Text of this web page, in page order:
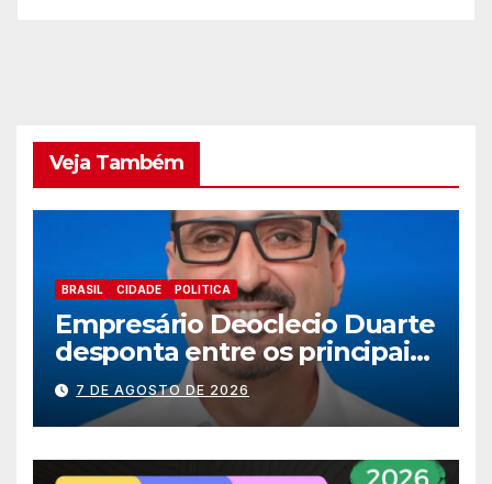
Veja Também
BRASIL CIDADE POLITICA
Empresário Deoclecio Duarte
desponta entre os principais
nomes do União Brasil para
deputado estadual
7 DE AGOSTO DE 2026